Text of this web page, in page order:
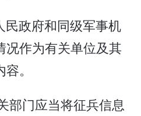
民政府和同级军事机
况作为有关单位及其
。
部门应当将征兵信息